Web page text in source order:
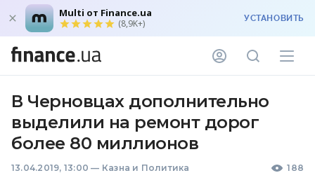
Multi от Finance.ua
(8,9K+) УСТАНОВИТЬ
В Черновцах дополнительно
выделили на ремонт дорог
более 80 миллионов
13.04.2019, 13:00 — Казна и Политика 188